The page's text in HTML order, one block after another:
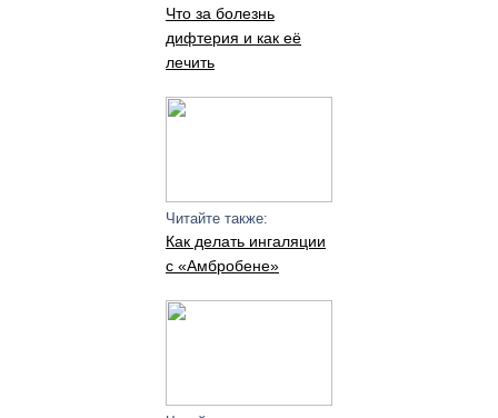
Что за болезнь
дифтерия и как её
лечить
Читайте также:
Как делать ингаляции
с «Амбробене»